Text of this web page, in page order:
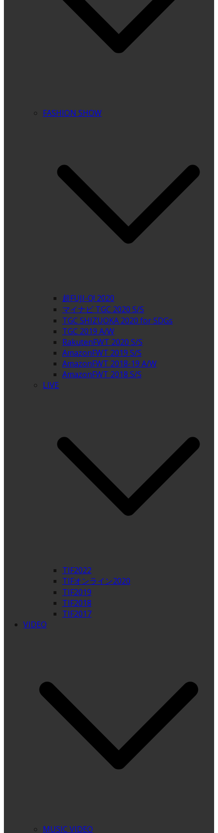
FASHION SHOW
超FUJI-Q! 2020
マイナビ TGC 2020 S/S
TGC SHIZUOKA 2020 for SDGs
TGC 2019 A/W
RakutenFWT 2020 S/S
AmazonFWT 2019 S/S
AmazonFWT 2018-19 A/W
AmazonFWT 2018 S/S
LIVE
TIF2022
TIFオンライン2020
TIF2019
TIF2018
TIF2017
VIDEO
MUSIC VIDEO